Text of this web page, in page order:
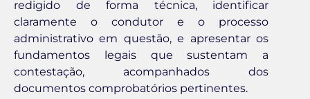
redigido de forma técnica, identificar
claramente o condutor e o processo
administrativo em questão, e apresentar os
fundamentos legais que sustentam a
contestação, acompanhados dos
documentos comprobatórios pertinentes.